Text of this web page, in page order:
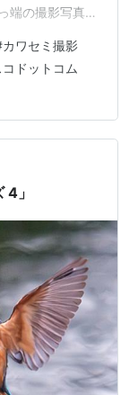
端の撮影写真。
シーンを最初
めてです。 ど
野鳥撮影でド
すが、…
カワセミ撮影
ドットコム
」